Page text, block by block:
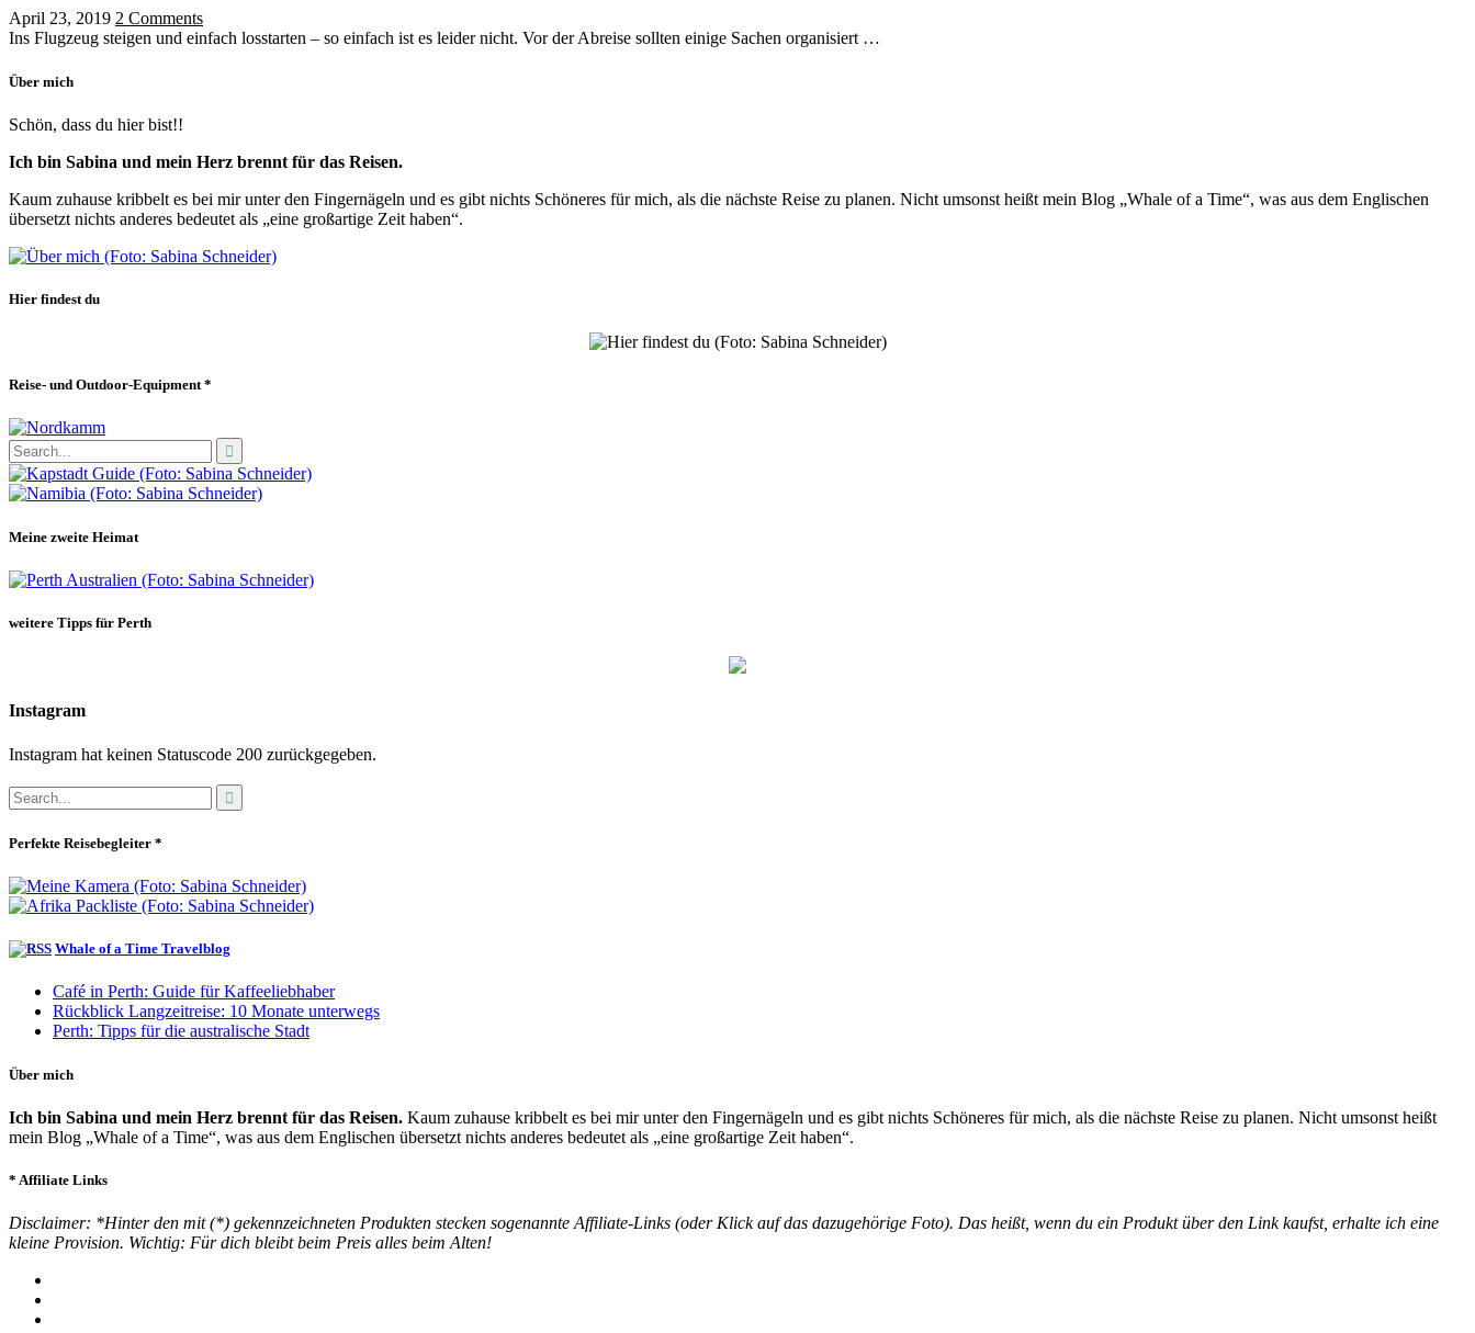
April 23, 2019 2 Comments
Ins Flugzeug steigen und einfach losstarten – so einfach ist es leider nicht. Vor der Abreise sollten einige Sachen organisiert …
Über mich
Schön, dass du hier bist!!
Ich bin Sabina und mein Herz brennt für das Reisen.
Kaum zuhause kribbelt es bei mir unter den Fingernägeln und es gibt nichts Schöneres für mich, als die nächste Reise zu planen. Nicht umsonst heißt mein Blog „Whale of a Time“, was aus dem Englischen
übersetzt nichts anderes bedeutet als „eine großartige Zeit haben“.
Hier findest du
Reise- und Outdoor-Equipment *
Meine zweite Heimat
weitere Tipps für Perth
Instagram
Instagram hat keinen Statuscode 200 zurückgegeben.
Perfekte Reisebegleiter *
Whale of a Time Travelblog
Café in Perth: Guide für Kaffeeliebhaber
Rückblick Langzeitreise: 10 Monate unterwegs
Perth: Tipps für die australische Stadt
Über mich
Ich bin Sabina und mein Herz brennt für das Reisen. Kaum zuhause kribbelt es bei mir unter den Fingernägeln und es gibt nichts Schöneres für mich, als die nächste Reise zu planen. Nicht umsonst heißt
mein Blog „Whale of a Time“, was aus dem Englischen übersetzt nichts anderes bedeutet als „eine großartige Zeit haben“.
* Affiliate Links
Disclaimer: *Hinter den mit (*) gekennzeichneten Produkten stecken sogenannte Affiliate-Links (oder Klick auf das dazugehörige Foto). Das heißt, wenn du ein Produkt über den Link kaufst, erhalte ich eine
kleine Provision. Wichtig: Für dich bleibt beim Preis alles beim Alten!